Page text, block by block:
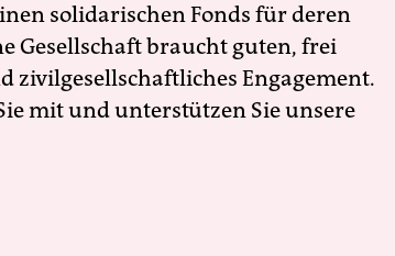
solidarischen Fonds für deren
Gesellschaft braucht guten, frei
zivilgesellschaftliches Engagement.
mit und unterstützen Sie unsere